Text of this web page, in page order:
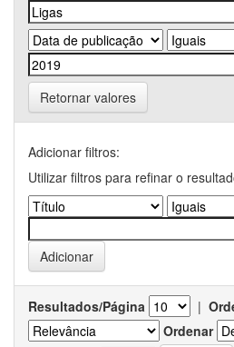
Retornar valores
Adicionar filtros:
Utilizar filtros para refinar o
Resultados/Página |
Ordenar